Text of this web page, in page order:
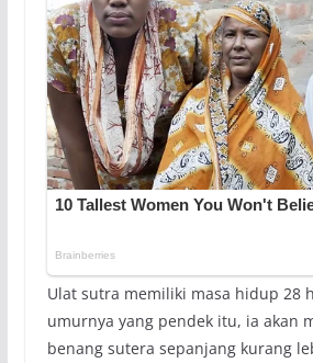
Ulat sutra memiliki masa hidup 28
umurnya yang pendek itu, ia akan
benang sutera sepanjang kurang